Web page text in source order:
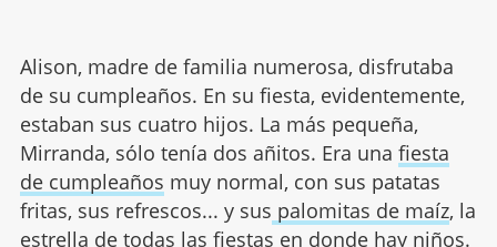
Alison, madre de familia numerosa, disfrutaba
de su cumpleaños. En su fiesta, evidentemente,
estaban sus cuatro hijos. La más pequeña,
Mirranda, sólo tenía dos añitos. Era una fiesta
de cumpleaños muy normal, con sus patatas
fritas, sus refrescos... y sus palomitas de maíz, la
estrella de todas las fiestas en donde hay niños.